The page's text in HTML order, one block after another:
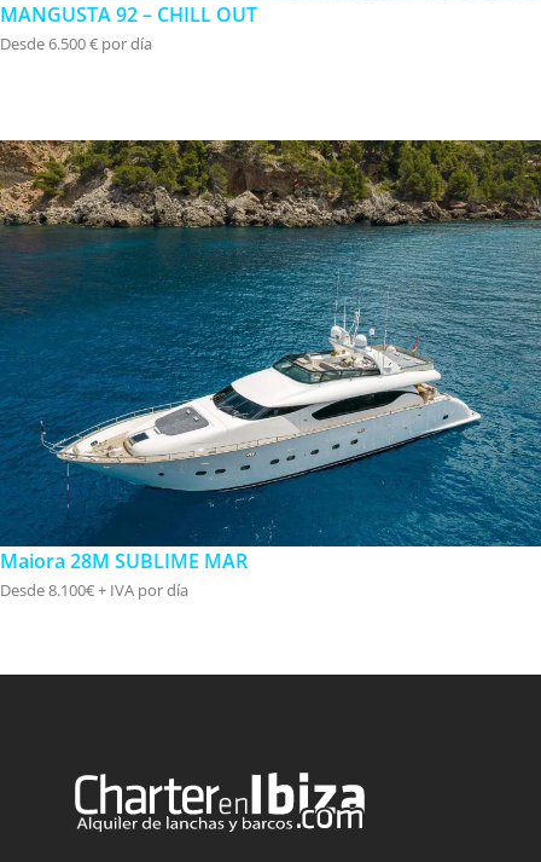
MANGUSTA 92 – CHILL OUT
Desde 6.500 € por día
Maiora 28M SUBLIME MAR
Desde 8.100€ + IVA por día